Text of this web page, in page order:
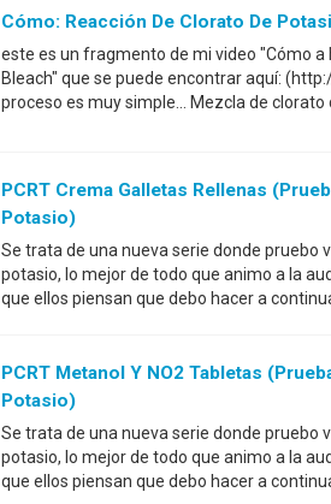
Cómo: Reacción De Clorato De
este es un fragmento de mi video "Cómo
Bleach" que se puede encontrar aquí:
proceso es muy simple... Mezcla de
PCRT Crema Galletas Rellenas
Potasio)
Se trata de una nueva serie donde pruebo
potasio, lo mejor de todo que animo a la
que ellos piensan que debo hacer a
PCRT Metanol Y NO2 Tabletas
Potasio)
Se trata de una nueva serie donde pruebo
potasio, lo mejor de todo que animo a la
que ellos piensan que debo hacer a